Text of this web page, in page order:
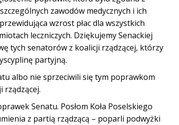
zawodów medycznych i ich
wzrost płac dla wszystkich
leczniczych. Dziękujemy Senackiej
tych senatorów z koalicji rządzącej, którzy
partyjną.
albo nie sprzeciwili się tym poprawkom
rządzącej.
Senatu. Posłom Koła Poselskiego
z partią rządzącą – poparli podwyżki